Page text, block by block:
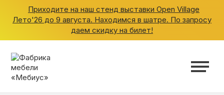
Приходите на наш стенд выставки Open Village
Лето'26 до 9 августа. Находимся в шатре. По запросу
даем скидку на билет!
ШКАФЫ
КУХНИ